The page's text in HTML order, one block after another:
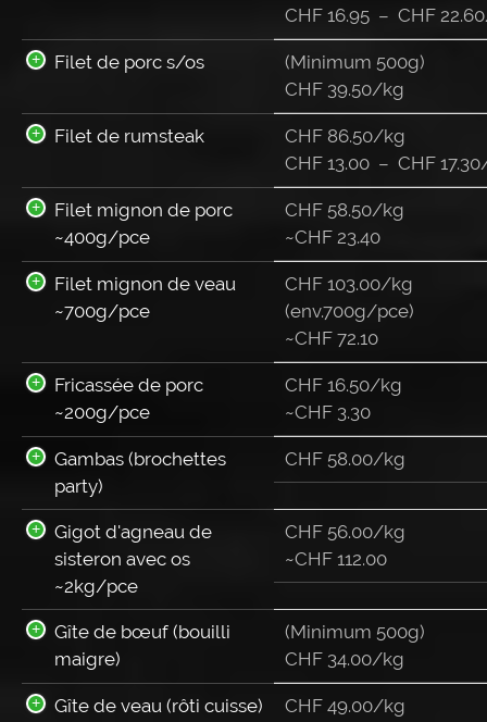
CHF 16.95 – CHF 22.60
Filet de porc s/os
(Minimum 500g)
CHF 39.50/kg
Filet de rumsteak
CHF 86.50/kg
CHF 13.00 – CHF 17.30
Filet mignon de porc
~400g/pce
CHF 58.50/kg
~CHF 23.40
Filet mignon de veau
~700g/pce
CHF 103.00/kg
(env.700g/pce)
~CHF 72.10
Fricassée de porc
~200g/pce
CHF 16.50/kg
~CHF 3.30
Gambas (brochettes
party)
CHF 58.00/kg
Gigot d'agneau de
sisteron avec os
~2kg/pce
CHF 56.00/kg
~CHF 112.00
Gîte de bœuf (bouilli
maigre)
(Minimum 500g)
CHF 34.00/kg
Gîte de veau (rôti cuisse)
CHF 49.00/kg